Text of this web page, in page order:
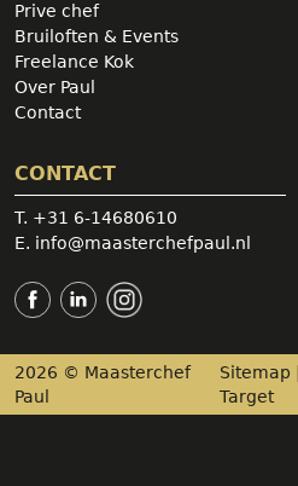
Prive chef
Bruiloften & Events
Freelance Kok
Over Paul
Contact
CONTACT
T. +31 6-14680610
E. info@maasterchefpaul.nl
2026 © Maasterchef
Paul
Sitemap
Target